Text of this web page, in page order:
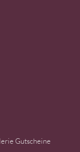
Gutscheine